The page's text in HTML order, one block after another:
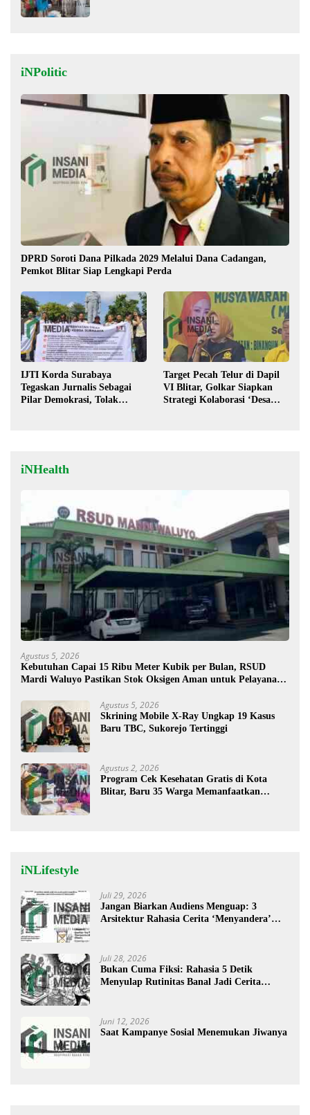
iNPolitic
DPRD Soroti Dana Pilkada 2029 Melalui Dana Cadangan,
Pemkot Blitar Siap Lengkapi Perda
IJTI Korda Surabaya
Tegaskan Jurnalis Sebagai
Pilar Demokrasi, Tolak
Target Pecah Telur di Dapil
VI Blitar, Golkar Siapkan
Strategi Kolaborasi ‘Desa
iNHealth
Agustus 5, 2026
Kebutuhan Capai 15 Ribu Meter Kubik per Bulan, RSUD
Mardi Waluyo Pastikan Stok Oksigen Aman untuk Pelayanan
Agustus 5, 2026
Skrining Mobile X-Ray Ungkap 19 Kasus
Baru TBC, Sukorejo Tertinggi
Agustus 2, 2026
Program Cek Kesehatan Gratis di Kota
Blitar, Baru 35 Warga Memanfaatkan
iNLifestyle
Juli 29, 2026
Jangan Biarkan Audiens Menguap: 3
Arsitektur Rahasia Cerita ‘Menyandera’
Juli 28, 2026
Bukan Cuma Fiksi: Rahasia 5 Detik
Menyulap Rutinitas Banal Jadi Cerita
Juni 12, 2026
Saat Kampanye Sosial Menemukan Jiwanya